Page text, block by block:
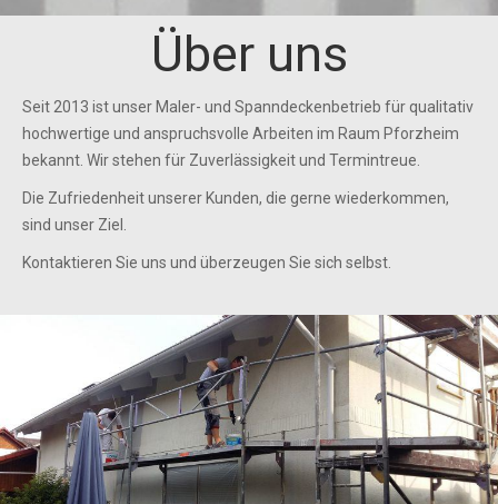
Über uns
Seit 2013 ist unser Maler- und Spanndeckenbetrieb für qualitativ
hochwertige und anspruchsvolle Arbeiten im Raum Pforzheim
bekannt. Wir stehen für Zuverlässigkeit und Termintreue.
Die Zufriedenheit unserer Kunden, die gerne wiederkommen,
sind unser Ziel.
Kontaktieren Sie uns und überzeugen Sie sich selbst.